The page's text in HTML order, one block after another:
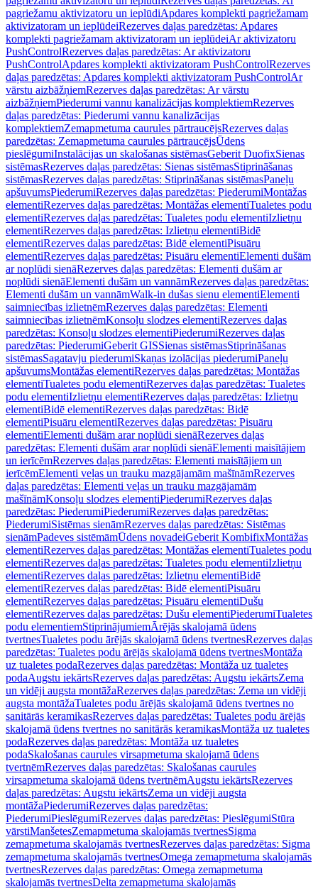
pagriežamu aktivizatoru un ieplūdiApdares komplekti pagriežamam
aktivizatoram un ieplūdeiRezerves daļas paredzētas: Apdares
komplekti pagriežamam aktivizatoram un ieplūdeiAr aktivizatoru
PushControlRezerves daļas paredzētas: Ar aktivizatoru
PushControlApdares komplekti aktivizatoram PushControlRezerves
daļas paredzētas: Apdares komplekti aktivizatoram PushControlAr
vārstu aizbāžņiemRezerves daļas paredzētas: Ar vārstu
aizbāžņiemPiederumi vannu kanalizācijas komplektiemRezerves
daļas paredzētas: Piederumi vannu kanalizācijas
komplektiemZemapmetuma caurules pārtraucējsRezerves daļas
paredzētas: Zemapmetuma caurules pārtraucējsŪdens
pieslēgumiInstalācijas un skalošanas sistēmasGeberit DuofixSienas
sistēmasRezerves daļas paredzētas: Sienas sistēmasStiprināšanas
sistēmasRezerves daļas paredzētas: Stiprināšanas sistēmasPaneļu
apšuvumsPiederumiRezerves daļas paredzētas: PiederumiMontāžas
elementiRezerves daļas paredzētas: Montāžas elementiTualetes podu
elementiRezerves daļas paredzētas: Tualetes podu elementiIzlietņu
elementiRezerves daļas paredzētas: Izlietņu elementiBidē
elementiRezerves daļas paredzētas: Bidē elementiPisuāru
elementiRezerves daļas paredzētas: Pisuāru elementiElementi dušām
ar noplūdi sienāRezerves daļas paredzētas: Elementi dušām ar
noplūdi sienāElementi dušām un vannāmRezerves daļas paredzētas:
Elementi dušām un vannāmWalk-in dušas sienu elementiElementi
saimniecības izlietnēmRezerves daļas paredzētas: Elementi
saimniecības izlietnēmKonsoļu slodzes elementiRezerves daļas
paredzētas: Konsoļu slodzes elementiPiederumiRezerves daļas
paredzētas: PiederumiGeberit GISSienas sistēmasStiprināšanas
sistēmasSagatavju piederumiSkaņas izolācijas piederumiPaneļu
apšuvumsMontāžas elementiRezerves daļas paredzētas: Montāžas
elementiTualetes podu elementiRezerves daļas paredzētas: Tualetes
podu elementiIzlietņu elementiRezerves daļas paredzētas: Izlietņu
elementiBidē elementiRezerves daļas paredzētas: Bidē
elementiPisuāru elementiRezerves daļas paredzētas: Pisuāru
elementiElementi dušām arar noplūdi sienāRezerves daļas
paredzētas: Elementi dušām arar noplūdi sienāElementi maisītājiem
un ierīcēmRezerves daļas paredzētas: Elementi maisītājiem un
ierīcēmElementi veļas un trauku mazgājamām mašīnāmRezerves
daļas paredzētas: Elementi veļas un trauku mazgājamām
mašīnāmKonsoļu slodzes elementiPiederumiRezerves daļas
paredzētas: PiederumiPiederumiRezerves daļas paredzētas:
PiederumiSistēmas sienāmRezerves daļas paredzētas: Sistēmas
sienāmPadeves sistēmāmŪdens novadeiGeberit KombifixMontāžas
elementiRezerves daļas paredzētas: Montāžas elementiTualetes podu
elementiRezerves daļas paredzētas: Tualetes podu elementiIzlietņu
elementiRezerves daļas paredzētas: Izlietņu elementiBidē
elementiRezerves daļas paredzētas: Bidē elementiPisuāru
elementiRezerves daļas paredzētas: Pisuāru elementiDušu
elementiRezerves daļas paredzētas: Dušu elementiPiederumiTualetes
podu elementiemStiprinājumiemĀrējās skalojamā ūdens
tvertnesTualetes podu ārējās skalojamā ūdens tvertnesRezerves daļas
paredzētas: Tualetes podu ārējās skalojamā ūdens tvertnesMontāža
uz tualetes podaRezerves daļas paredzētas: Montāža uz tualetes
podaAugstu iekārtsRezerves daļas paredzētas: Augstu iekārtsZema
un vidēji augsta montāžaRezerves daļas paredzētas: Zema un vidēji
augsta montāžaTualetes podu ārējās skalojamā ūdens tvertnes no
sanitārās keramikasRezerves daļas paredzētas: Tualetes podu ārējās
skalojamā ūdens tvertnes no sanitārās keramikasMontāža uz tualetes
podaRezerves daļas paredzētas: Montāža uz tualetes
podaSkalošanas caurules virsapmetuma skalojamā ūdens
tvertnēmRezerves daļas paredzētas: Skalošanas caurules
virsapmetuma skalojamā ūdens tvertnēmAugstu iekārtsRezerves
daļas paredzētas: Augstu iekārtsZema un vidēji augsta
montāžaPiederumiRezerves daļas paredzētas:
PiederumiPieslēgumiRezerves daļas paredzētas: PieslēgumiStūra
vārstiManšetesZemapmetuma skalojamās tvertnesSigma
zemapmetuma skalojamās tvertnesRezerves daļas paredzētas: Sigma
zemapmetuma skalojamās tvertnesOmega zemapmetuma skalojamās
tvertnesRezerves daļas paredzētas: Omega zemapmetuma
skalojamās tvertnesDelta zemapmetuma skalojamās